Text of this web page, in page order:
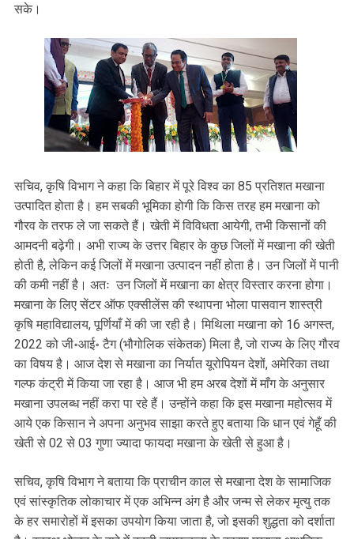
सके।
सचिव, कृषि विभाग ने कहा कि बिहार में पूरे विश्व का 85 प्रतिशत मखाना
उत्पादित होता है। हम सबकी भूमिका होगी कि किस तरह हम मखाना को
गौरव के तरफ ले जा सकते हैं। खेती में विविधता आयेगी, तभी किसानों की
आमदनी बढ़ेगी। अभी राज्य के उत्तर बिहार के कुछ जिलों में मखाना की खेती
होती है, लेकिन कई जिलों में मखाना उत्पादन नहीं होता है। उन जिलों में पानी
की कमी नहीं है। अतः उन जिलों में मखाना का क्षेत्र विस्तार करना होगा।
मखाना के लिए सेंटर ऑफ एक्सीलेंस की स्थापना भोला पासवान शास्त्री
कृषि महाविद्यालय, पूर्णियाँ में की जा रही है। मिथिला मखाना को 16 अगस्त,
2022 को जी॰आई॰ टैग (भौगोलिक संकेतक) मिला है, जो राज्य के लिए गौरव
का विषय है। आज देश से मखाना का निर्यात यूरोपियन देशों, अमेरिका तथा
गल्फ कंट्री में किया जा रहा है। आज भी हम अरब देशों में माँग के अनुसार
मखाना उपलब्ध नहीं करा पा रहे हैं। उन्होंने कहा कि इस मखाना महोत्सव में
आये एक किसान ने अपना अनुभव साझा करते हुए बताया कि धान एवं गेहूँ की
खेती से 02 से 03 गुणा ज्यादा फायदा मखाना के खेती से हुआ है।
सचिव, कृषि विभाग ने बताया कि प्राचीन काल से मखाना देश के सामाजिक
एवं सांस्कृतिक लोकाचार में एक अभिन्न अंग है और जन्म से लेकर मृत्यु तक
के हर समारोहों में इसका उपयोग किया जाता है, जो इसकी शुद्धता को दर्शाता